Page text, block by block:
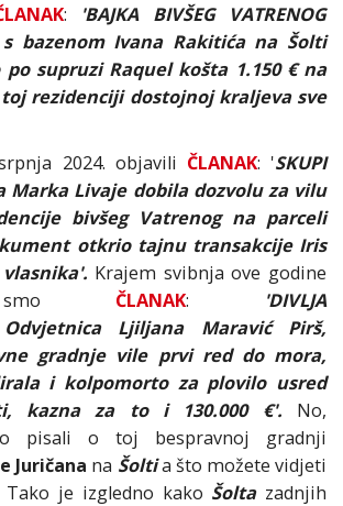
:
'BAJKA BIVŠEG VATRENOG
bazenom Ivana Rakitića na Šolti
supruzi Raquel košta 1.150 € na
rezidenciji dostojnoj kraljeva sve
2024. objavili ČLANAK: 'SKUPI
Marka Livaje dobila dozvolu za vilu
bivšeg Vatrenog na parceli
otkrio tajnu transakcije Iris
Krajem svibnja ove godine
smo ČLANAK:
'DIVLJA
Odvjetnica Ljiljana Maravić Pirš,
gradnje vile prvi red do mora,
i kolpomorto za plovilo usred
kazna za to i 130.000 €'. No,
pisali o toj bespravnoj gradnji
Juričana na Šoltia što možete vidjeti
Tako je izgledno kako Šoltazadnjih